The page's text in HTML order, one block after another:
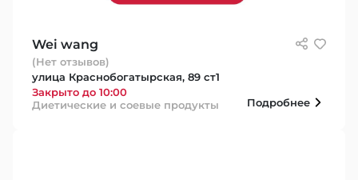
Wei wang
(Нет отзывов)
улица Краснобогатырская, 89 ст1
Закрыто до 10:00
Диетические и соевые продукты
Подробнее